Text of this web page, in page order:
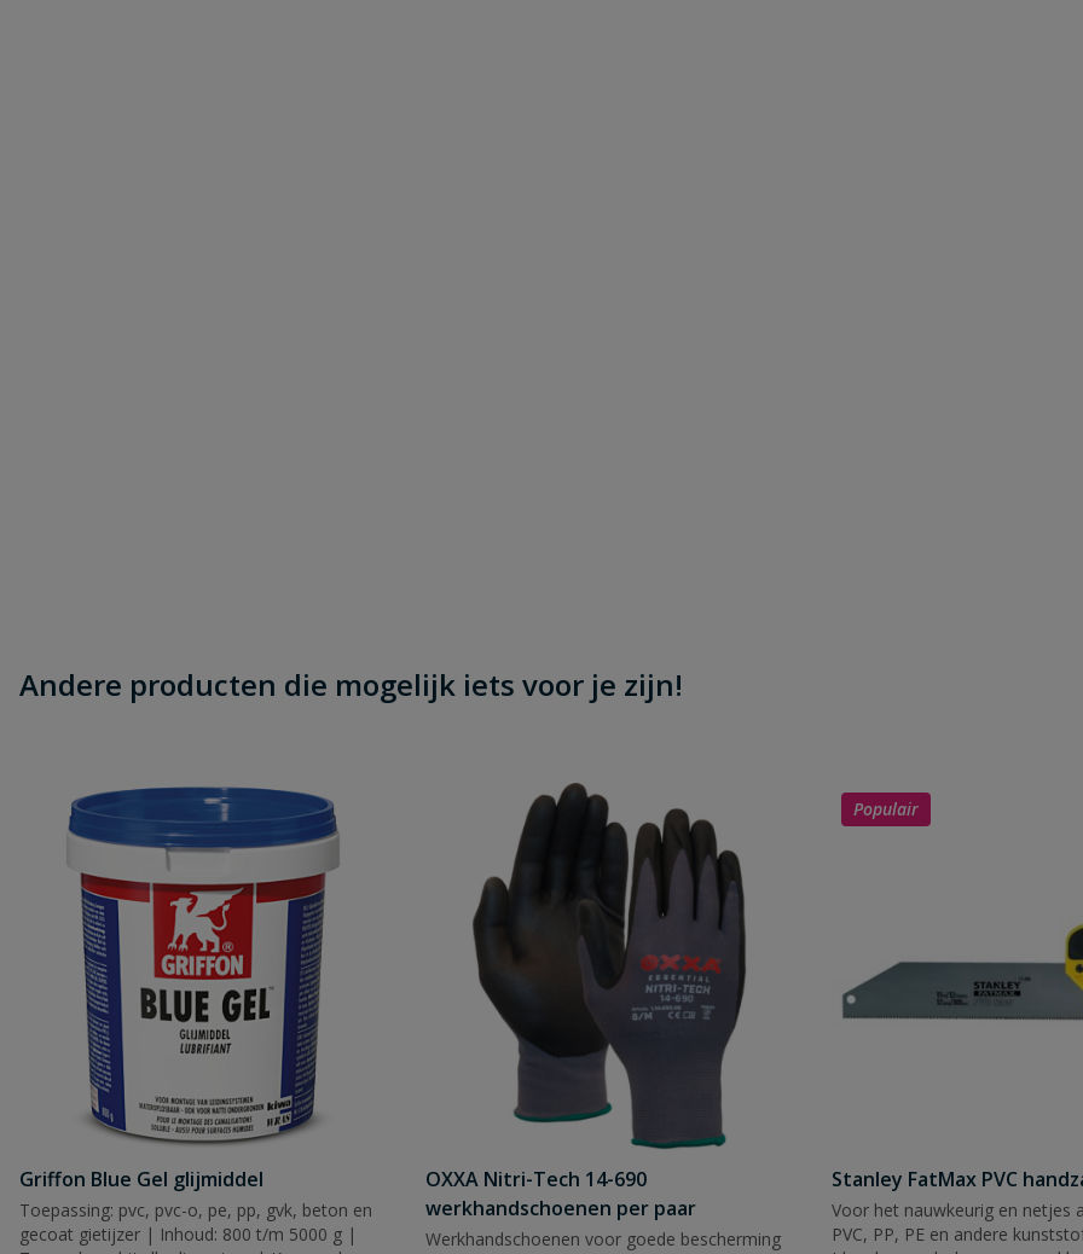
Andere producten die mogelijk iets voor je zijn!
Griffon Blue Gel glijmiddel
Toepassing: pvc, pvc-o, pe, pp, gvk, beton en
gecoat gietijzer | Inhoud: 800 t/m 5000 g |
OXXA Nitri-Tech 14-690
werkhandschoenen per paar
Werkhandschoenen voor goede bescherming
Populair
Stanley FatMax PVC
Voor het nauwkeurig en netjes
PVC, PP, PE en andere